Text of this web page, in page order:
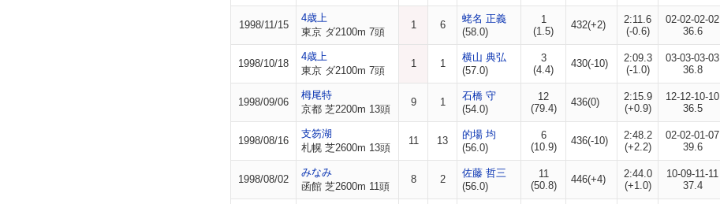
1998/11/15
4歳上
東京 ダ2100m 7頭
1 6
蛯名 正義
(58.0)
1
(1.5)
432(+2)
2:11.6
(-0.6)
02-02-02-02
36.6
1998/10/18
4歳上
東京 ダ2100m 7頭
1 1
横山 典弘
(57.0)
3
(4.4)
430(-10)
2:09.3
(-1.0)
03-03-03-03
36.8
1998/09/06
栂尾特
京都 芝2200m 13頭
9 1
石橋 守
(54.0)
12
(79.4)
436(0)
2:15.9
(+0.9)
12-12-10-10
36.5
1998/08/16
支笏湖
札幌 芝2600m 13頭
11 13
的場 均
(56.0)
6
(10.9)
436(-10)
2:48.2
(+2.2)
02-02-01-07
39.6
1998/08/02
みなみ
函館 芝2600m 11頭
8 2
佐藤 哲三
(56.0)
11
(50.8)
446(+4)
2:44.0
(+1.0)
10-09-11-11
37.4